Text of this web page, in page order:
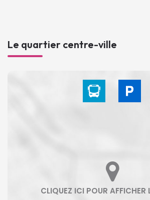
Le quartier centre-ville